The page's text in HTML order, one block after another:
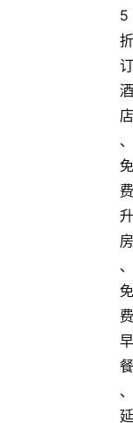
5
折
订
酒
店
、
免
费
升
房
、
免
费
早
餐
、
延